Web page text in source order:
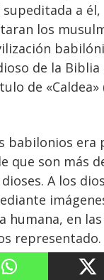
a
los
de la
de «Caldea»
babilonios era
que son más
A los
humana, en
por un
de una vida